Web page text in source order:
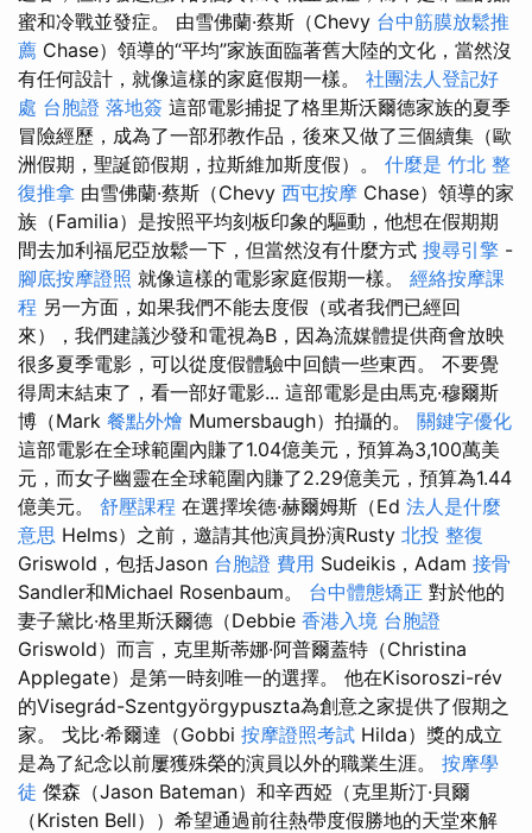
蜜和冷戰並發症。 由雪佛蘭·蔡斯（Chevy 台中筋膜放鬆推
薦 Chase）領導的“平均”家族面臨著舊大陸的文化，當然沒
有任何設計，就像這樣的家庭假期一樣。 社團法人登記好
處 台胞證 落地簽 這部電影捕捉了格里斯沃爾德家族的夏季
冒險經歷，成為了一部邪教作品，後來又做了三個續集（歐
洲假期，聖誕節假期，拉斯維加斯度假）。 什麼是 竹北 整
復推拿 由雪佛蘭·蔡斯（Chevy 西屯按摩 Chase）領導的家
族（Familia）是按照平均刻板印象的驅動，他想在假期期
間去加利福尼亞放鬆一下，但當然沒有什麼方式 搜尋引擎 -
腳底按摩證照 就像這樣的電影家庭假期一樣。 經絡按摩課
程 另一方面，如果我們不能去度假（或者我們已經回
來），我們建議沙發和電視為B，因為流媒體提供商會放映
很多夏季電影，可以從度假體驗中回饋一些東西。 不要覺
得周末結束了，看一部好電影... 這部電影是由馬克·穆爾斯
博（Mark 餐點外燴 Mumersbaugh）拍攝的。 關鍵字優化
這部電影在全球範圍內賺了1.04億美元，預算為3,100萬美
元，而女子幽靈在全球範圍內賺了2.29億美元，預算為1.44
億美元。 舒壓課程 在選擇埃德·赫爾姆斯（Ed 法人是什麼
意思 Helms）之前，邀請其他演員扮演Rusty 北投 整復
Griswold，包括Jason 台胞證 費用 Sudeikis，Adam 接骨
Sandler和Michael Rosenbaum。 台中體態矯正 對於他的
妻子黛比·格里斯沃爾德（Debbie 香港入境 台胞證
Griswold）而言，克里斯蒂娜·阿普爾蓋特（Christina
Applegate）是第一時刻唯一的選擇。 他在Kisoroszi-rév
的Visegrád-Szentgyörgypuszta為創意之家提供了假期之
家。 戈比·希爾達（Gobbi 按摩證照考試 Hilda）獎的成立
是為了紀念以前屢獲殊榮的演員以外的職業生涯。 按摩學
徒 傑森（Jason Bateman）和辛西婭（克里斯汀·貝爾
（Kristen Bell））希望通過前往熱帶度假勝地的天堂來解